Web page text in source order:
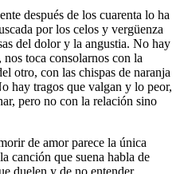
después de los cuarenta lo ha
por los celos y vergüenza
del dolor y la angustia. No hay
toca consolarnos con la
otro, con las chispas de naranja
hay tragos que valgan y lo peor,
pero no con la relación sino
de amor parece la única
canción que suena habla de
duelen y de no entender.